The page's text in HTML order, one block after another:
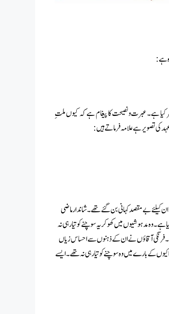
ہے :
کیا ہے۔ عبرت و نصیحت کا پیغام ہے کہ کیوں ملتِ
کی تصویر ہے علامہ فرماتے ہیں:
کیلئے بے مقصد کہانی بن گئے تھے۔ شاندار ماضی
وہ مدہوشیوں میں کھو کر یہ سوچنے کو تیار ہی نہ
تھا۔ فرنگی آقاؤں نے ان کے ذہنوں سے احساس زیاں
کے بارے میں وہ سوچنے کو تیار ہی نہ تھے۔ ایسے